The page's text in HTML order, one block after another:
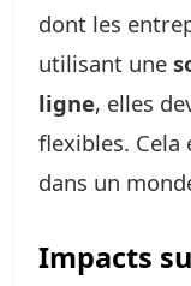
dont les
utilisant une
ligne, elles
flexibles.
dans un
Impacts